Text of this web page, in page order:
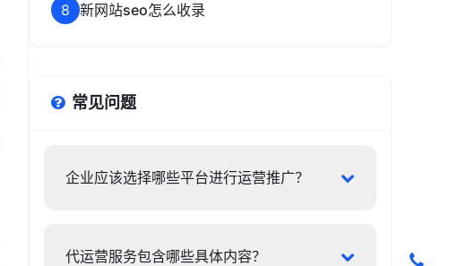
8 新网站seo怎么收录
常见问题
企业应该选择哪些平台进行运营推广？
代运营服务包含哪些具体内容？